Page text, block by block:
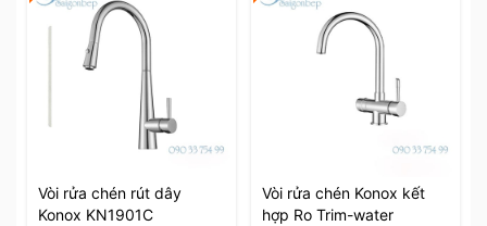
Vòi rửa chén rút dây
Konox KN1901C
Vòi rửa chén Konox kết
hợp Ro Trim-water